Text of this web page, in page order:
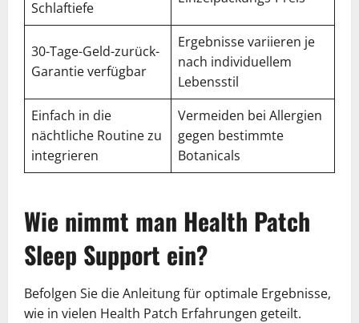
Schlaftiefe
30-Tage-Geld-zurück-
Garantie verfügbar
Ergebnisse variieren je
nach individuellem
Lebensstil
Einfach in die
nächtliche Routine zu
integrieren
Vermeiden bei Allergien
gegen bestimmte
Botanicals
Wie nimmt man Health Patch
Sleep Support ein?
Befolgen Sie die Anleitung für optimale Ergebnisse,
wie in vielen Health Patch Erfahrungen geteilt.